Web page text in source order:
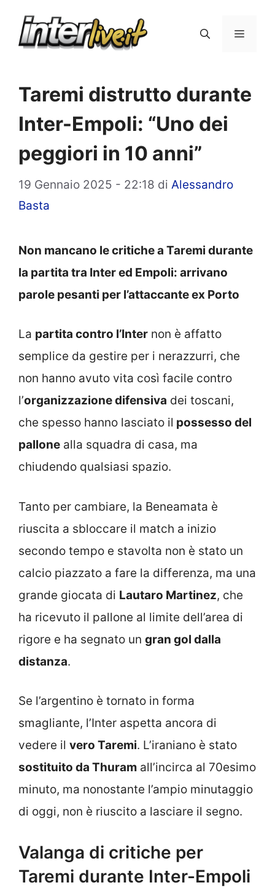
Menu
Taremi distrutto durante
Inter-Empoli: “Uno dei
peggiori in 10 anni”
19 Gennaio 2025 - 22:18 di Alessandro
Basta
Non mancano le critiche a Taremi durante
la partita tra Inter ed Empoli: arrivano
parole pesanti per l’attaccante ex Porto
La partita contro l’Inter non è affatto
semplice da gestire per i nerazzurri, che
non hanno avuto vita così facile contro
l’organizzazione difensiva dei toscani,
che spesso hanno lasciato il possesso del
pallone alla squadra di casa, ma
chiudendo qualsiasi spazio.
Tanto per cambiare, la Beneamata è
riuscita a sbloccare il match a inizio
secondo tempo e stavolta non è stato un
calcio piazzato a fare la differenza, ma una
grande giocata di Lautaro Martinez, che
ha ricevuto il pallone al limite dell’area di
rigore e ha segnato un gran gol dalla
distanza.
Se l’argentino è tornato in forma
smagliante, l’Inter aspetta ancora di
vedere il vero Taremi. L’iraniano è stato
sostituito da Thuram all’incirca al 70esimo
minuto, ma nonostante l’ampio minutaggio
di oggi, non è riuscito a lasciare il segno.
Valanga di critiche per
Taremi durante Inter-Empoli